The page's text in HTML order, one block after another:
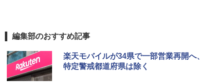
編集部のおすすめ記事
楽天モバイルが34県で一部営業再開へ、
特定警戒都道府県は除く